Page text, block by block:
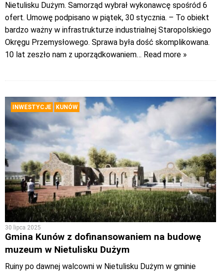
Nietulisku Dużym. Samorząd wybrał wykonawcę spośród 6
ofert. Umowę podpisano w piątek, 30 stycznia. – To obiekt
bardzo ważny w infrastrukturze industrialnej Staropolskiego
Okręgu Przemysłowego. Sprawa była dość skomplikowana.
10 lat zeszło nam z uporządkowaniem… Read more »
INWESTYCJE KUNÓW
30 lipca 2025
Gmina Kunów z dofinansowaniem na budowę
muzeum w Nietulisku Dużym
Ruiny po dawnej walcowni w Nietulisku Dużym w gminie